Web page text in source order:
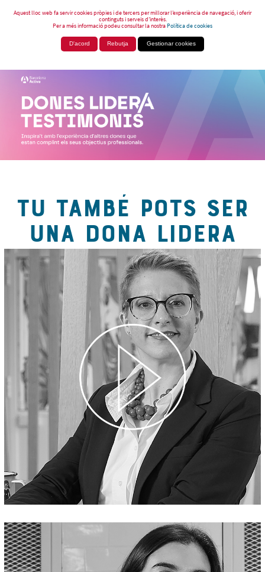
Aquest lloc web fa servir cookies pròpies i de tercers per millorar l’experiència de navegació, i oferir
continguts i serveis d’interès.
Per a més informació podeu consultar la nostraPolítica de cookies
D'acord Rebutja Gestionar cookies
TU TAMBÉ POTS SER
UNA DONA LIDERA